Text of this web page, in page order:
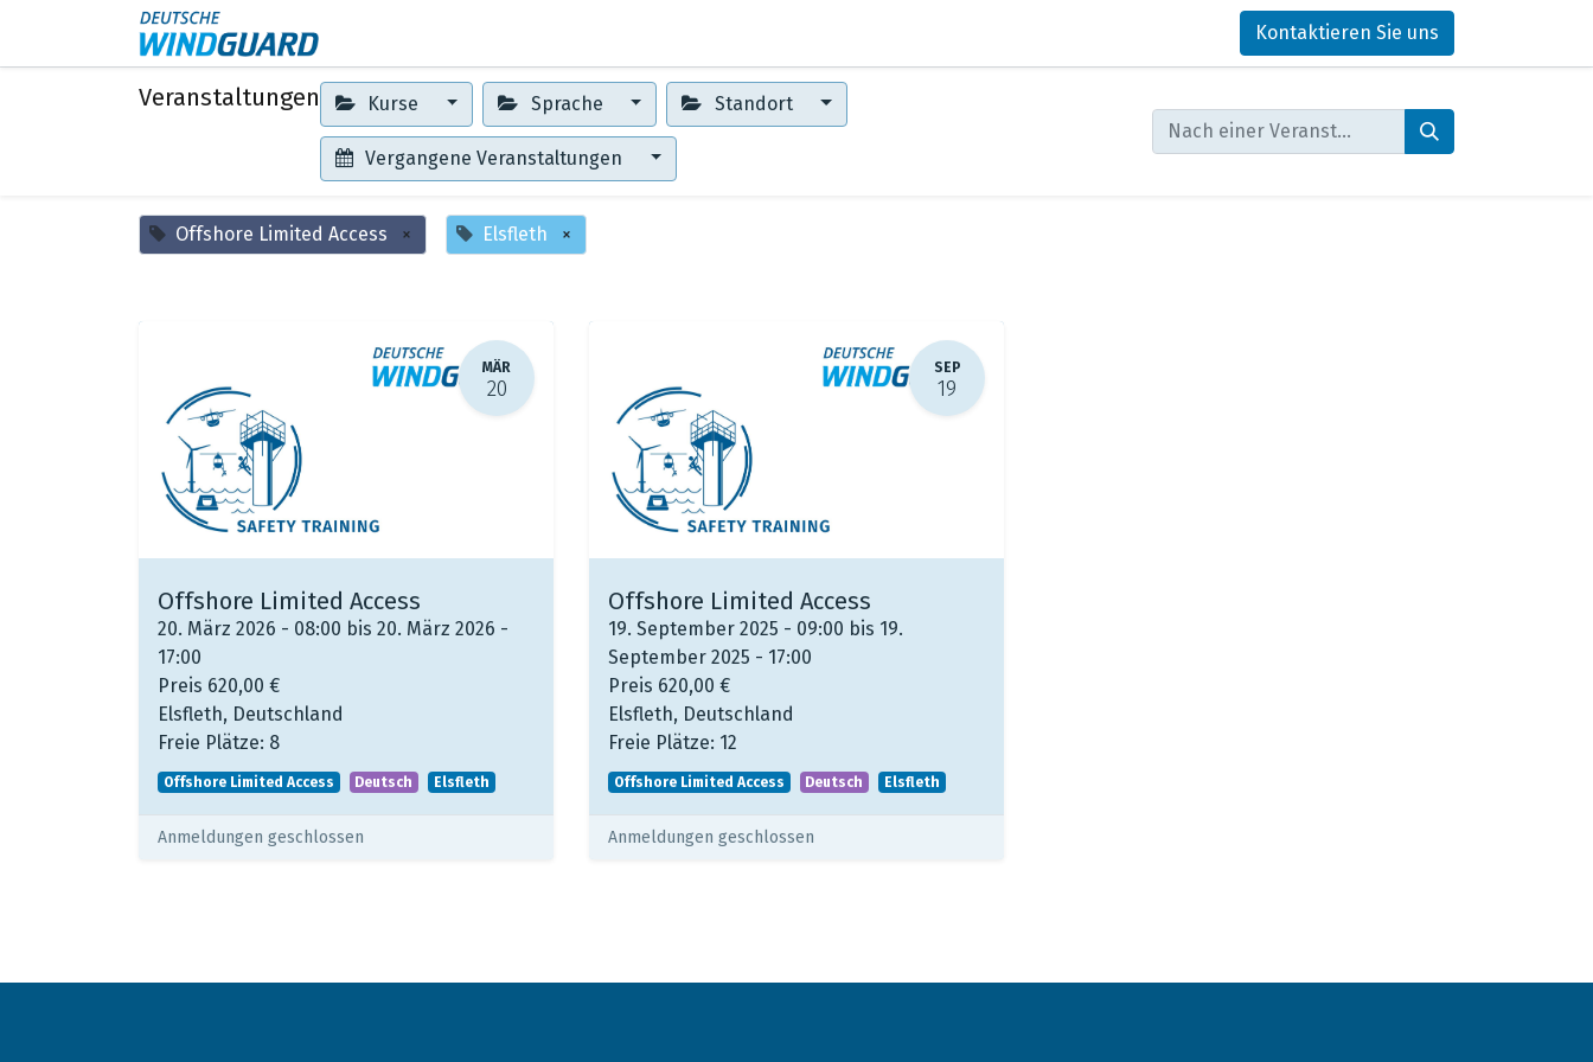
Kontaktieren Sie uns
Veranstaltungen Kurse Sprache Standort
Vergangene Veranstaltungen
Offshore Limited Access × Elsfleth ×
MÄR
20
Offshore Limited Access
20. März 2026 - 08:00 bis 20. März 2026 -
17:00
Preis 620,00 €
Elsfleth, Deutschland
Freie Plätze: 8
Offshore Limited Access Deutsch Elsfleth
Anmeldungen geschlossen
SEP
19
Offshore Limited Access
19. September 2025 - 09:00 bis 19.
September 2025 - 17:00
Preis 620,00 €
Elsfleth, Deutschland
Freie Plätze: 12
Offshore Limited Access Deutsch Elsfleth
Anmeldungen geschlossen